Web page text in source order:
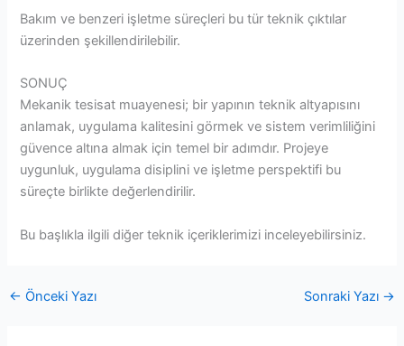
Bakım ve benzeri işletme süreçleri bu tür teknik çıktılar
üzerinden şekillendirilebilir.
SONUÇ
Mekanik tesisat muayenesi; bir yapının teknik altyapısını
anlamak, uygulama kalitesini görmek ve sistem verimliliğini
güvence altına almak için temel bir adımdır. Projeye
uygunluk, uygulama disiplini ve işletme perspektifi bu
süreçte birlikte değerlendirilir.
Bu başlıkla ilgili diğer teknik içeriklerimizi inceleyebilirsiniz.
← Önceki Yazı Sonraki Yazı →